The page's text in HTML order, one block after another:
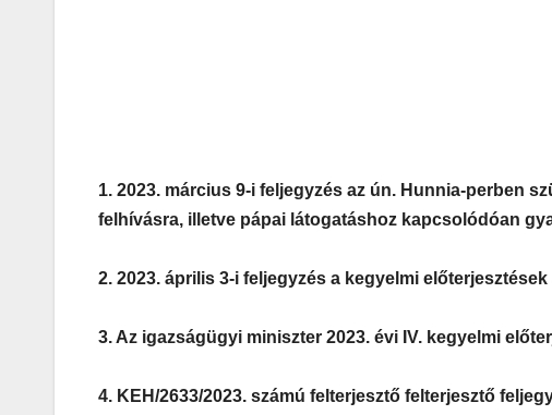
1. 2023. március 9-i feljegyzés az ún. Hunnia-perben
felhívásra, illetve pápai látogatáshoz kapcsolódóan
2. 2023. április 3-i feljegyzés a kegyelmi
3. Az igazságügyi miniszter 2023. évi IV. kegyelmi
4. KEH/2633/2023. számú felterjesztő felterjesztő